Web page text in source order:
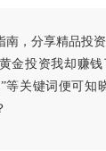
南，分享精品投
金投资我却赚
”等关键词便可